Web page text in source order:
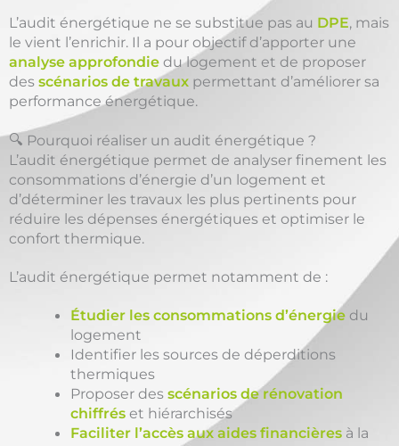
L’audit énergétique ne se substitue pas au DPE, mais
le vient l’enrichir. Il a pour objectif d’apporter une
analyse approfondie du logement et de proposer
des scénarios de travaux permettant d’améliorer sa
performance énergétique.
🔍 Pourquoi réaliser un audit énergétique ?
L’audit énergétique permet de analyser finement les
consommations d’énergie d’un logement et
d’déterminer les travaux les plus pertinents pour
réduire les dépenses énergétiques et optimiser le
confort thermique.
L’audit énergétique permet notamment de :
Étudier les consommations d’énergie du
logement
Identifier les sources de déperditions
thermiques
Proposer desscénarios de rénovation
chiffrés et hiérarchisés
Faciliter l’accès aux aides financières à la